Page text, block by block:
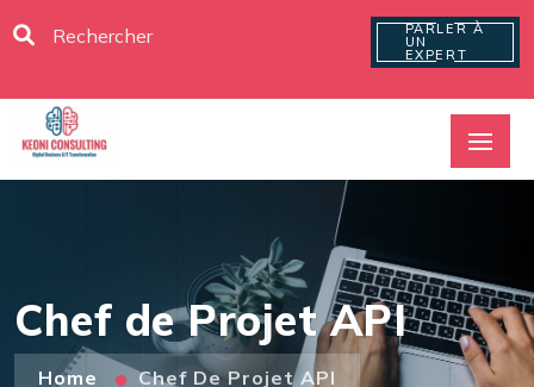
PARLER À
UN
EXPERT
Chef de Projet API
Home Chef De Projet API